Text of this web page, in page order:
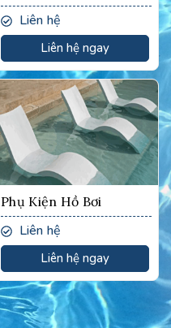
Công nghệ OZONE
Liên hệ
Liên hệ ngay
Phụ Kiện Hồ Bơi
Liên hệ
Liên hệ ngay